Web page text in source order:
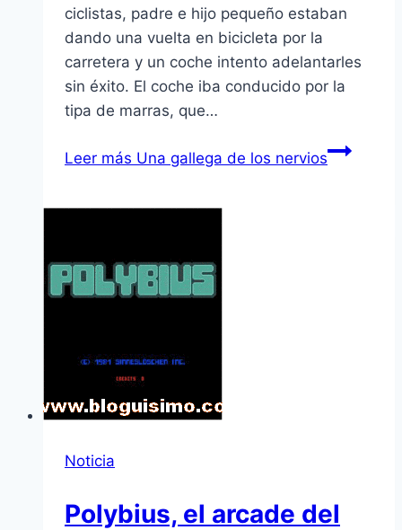
ciclistas, padre e hijo pequeño estaban
dando una vuelta en bicicleta por la
carretera y un coche intento adelantarles
sin éxito. El coche iba conducido por la
tipa de marras, que…
Leer más Una gallega de los nervios
Noticia
Polybius, el arcade del